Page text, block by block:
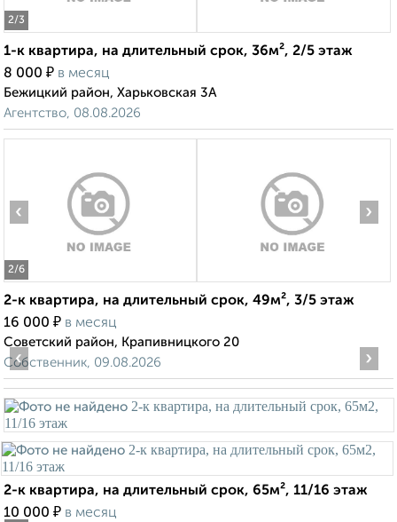
2/3
1-к квартира, на длительный срок, 36м², 2/5 этаж
8 000 ₽ в месяц
Бежицкий район, Харьковская 3А
Агентство, 08.08.2026
2/6
‹ ›
2-к квартира, на длительный срок, 49м², 3/5 этаж
16 000 ₽ в месяц
Советский район, Крапивницкого 20
Собственник, 09.08.2026
‹ ›
2-к квартира, на длительный срок, 65м², 11/16 этаж
10 000 ₽ в месяц